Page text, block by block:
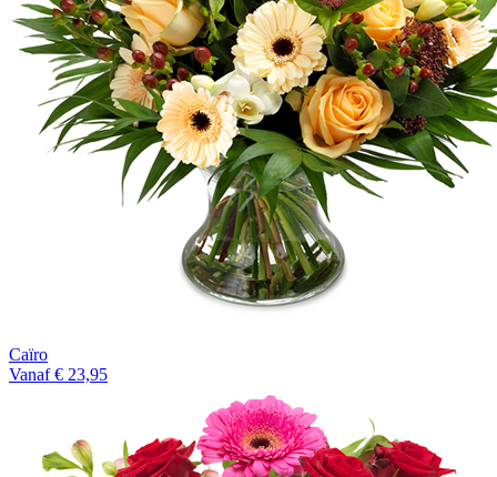
Caïro
Vanaf € 23,95